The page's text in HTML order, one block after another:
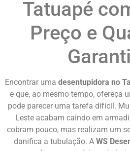
Tatuapé
Preço e
Encontrar uma desentupidora no
e que, ao mesmo tempo, ofereça
pode parecer uma tarefa difícil.
Leste acabam caindo em
cobram pouco, mas realizam um
danifica a tubulação. A WS